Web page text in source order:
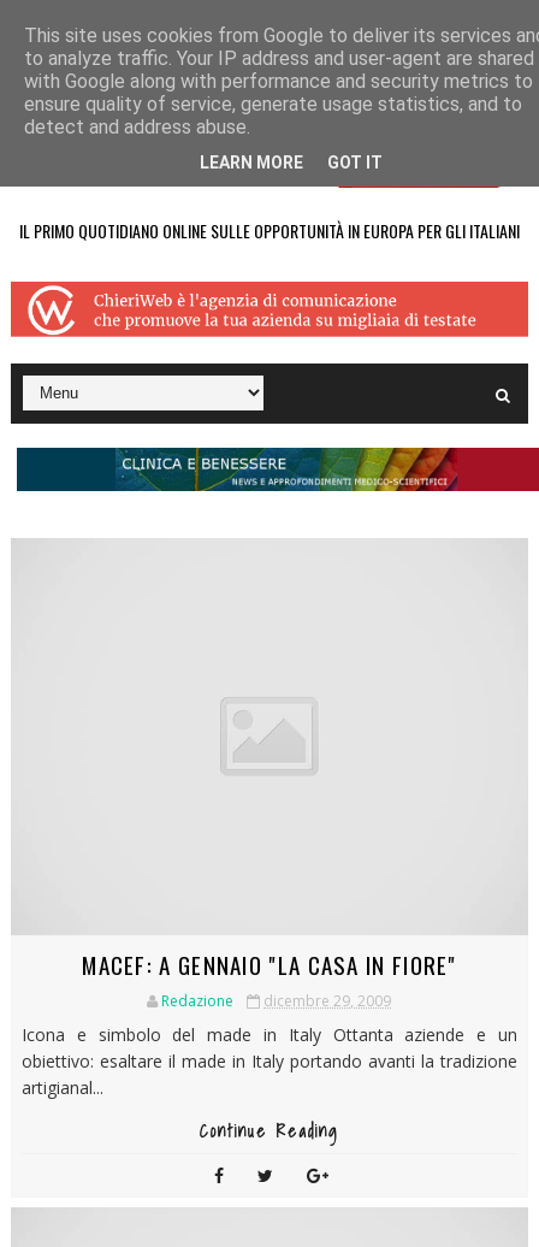
IL PRIMO QUOTIDIANO ONLINE SULLE OPPORTUNITÀ IN EUROPA PER GLI ITALIANI
MACEF: A GENNAIO "LA CASA IN FIORE"
Redazione dicembre 29, 2009
Icona e simbolo del made in Italy Ottanta aziende e un
obiettivo: esaltare il made in Italy portando avanti la tradizione
artigianal...
Continue Reading
This site uses cookies from Google to deliver its services
to analyze traffic. Your IP address and user-agent are shared
with Google along with performance and security metrics to
ensure quality of service, generate usage statistics, and to
detect and address abuse.
LEARN MORE GOT IT